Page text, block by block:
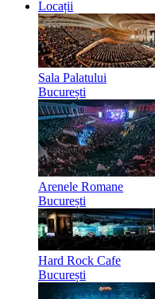
Locații
Sala Palatului
București
Arenele Romane
București
Hard Rock Cafe
București